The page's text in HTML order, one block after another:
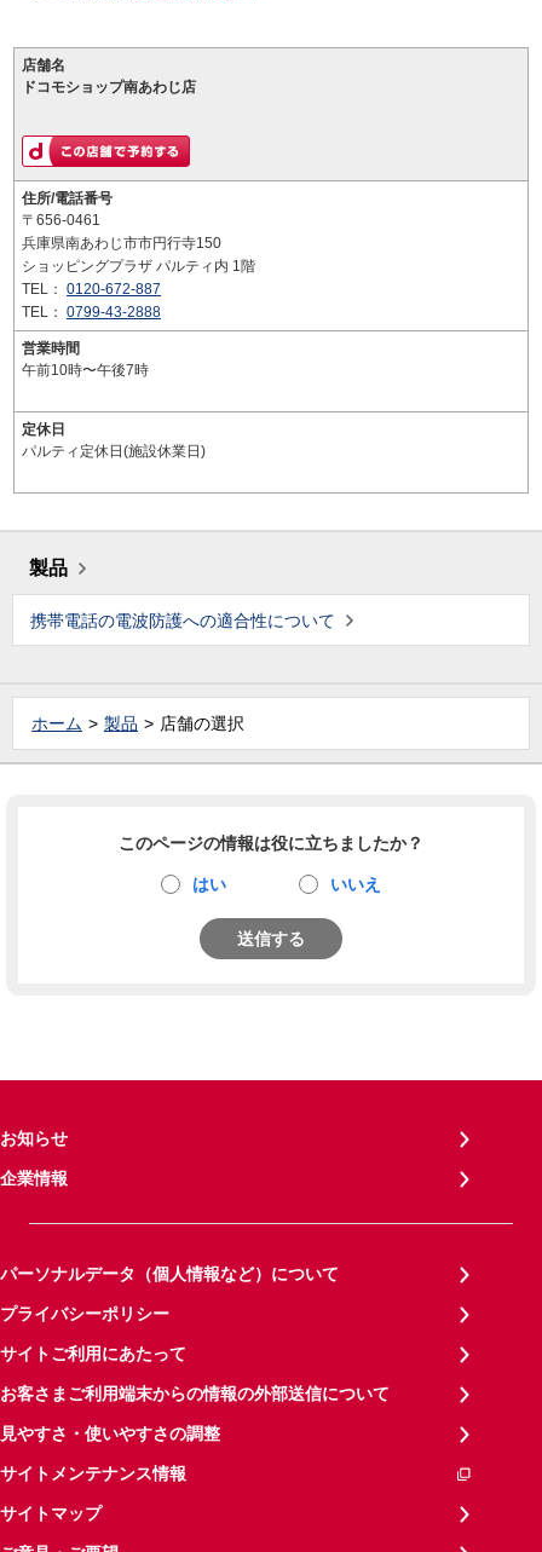
店舗名
ドコモショップ南あわじ店
住所/電話番号
〒656-0461
兵庫県南あわじ市市円行寺150
ショッピングプラザ パルティ内 1階
TEL： 0120-672-887
TEL： 0799-43-2888
営業時間
午前10時〜午後7時
定休日
パルティ定休日(施設休業日)
製品
携帯電話の電波防護への適合性について
ホーム 製品 店舗の選択
このページの情報は役に立ちましたか？
はい いいえ
送信する
お知らせ
企業情報
パーソナルデータ（個人情報など）について
プライバシーポリシー
サイトご利用にあたって
お客さまご利用端末からの情報の外部送信について
見やすさ・使いやすさの調整
サイトメンテナンス情報
サイトマップ